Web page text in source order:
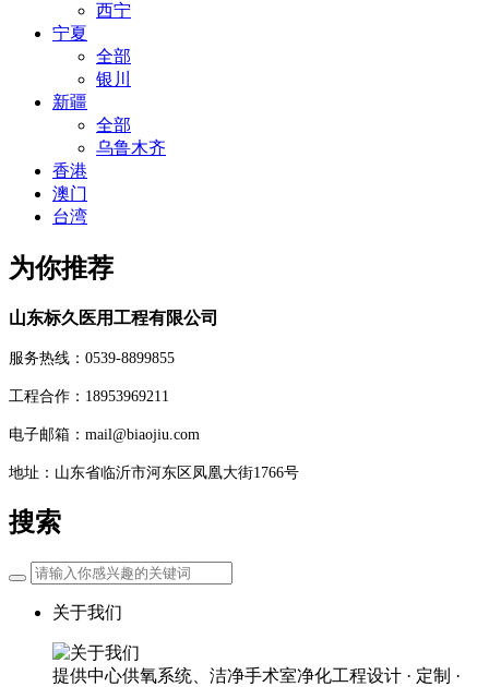
西宁
宁夏
全部
银川
新疆
全部
乌鲁木齐
香港
澳门
台湾
为你推荐
山东标久医用工程有限公司
服务热线：0539-8899855
工程合作：18953969211
电子邮箱：mail@biaojiu.com
地址：山东省临沂市河东区凤凰大街1766号
搜索
关于我们
提供中心供氧系统、洁净手术室净化工程设计 · 定制 ·